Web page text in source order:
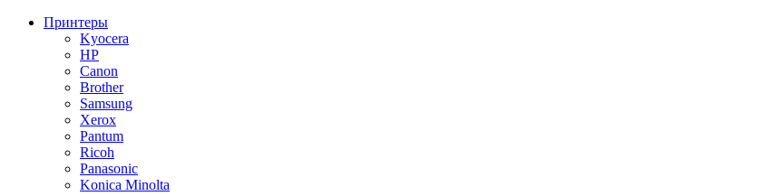
Принтеры
Kyocera
HP
Canon
Brother
Samsung
Xerox
Pantum
Ricoh
Panasonic
Konica Minolta